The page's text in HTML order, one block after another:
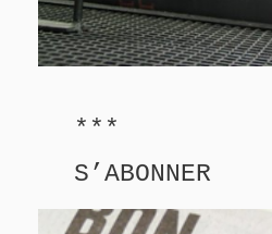
***
S’ABONNER